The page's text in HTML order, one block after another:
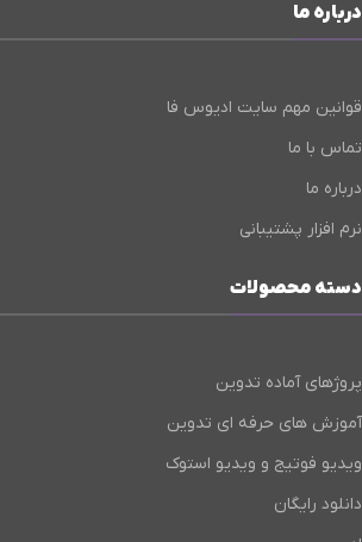
درباره ما
قوانین مهم سایت ادیوس فا
تماس با ما
درباره ما
نرم افزار پشتیبانی
دسته محصولات
پروژهای آماده تدوین
آموزش های حرفه ای تدوین
ویدیو فوتیج و ویدیو استوک
دانلود رایگان